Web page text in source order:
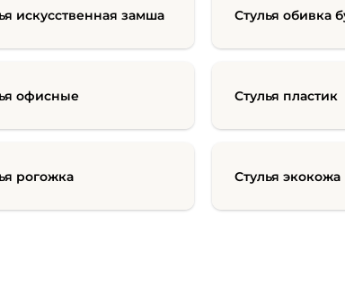
искусственная замша Стулья обивка
офисные Стулья пластик
рогожка Стулья экокожа